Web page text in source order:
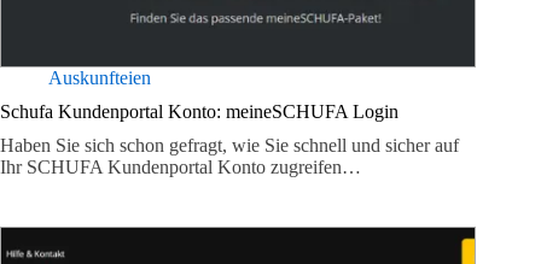
Auskunfteien
Schufa Kundenportal Konto: meineSCHUFA Login
Haben Sie sich schon gefragt, wie Sie schnell und sicher auf
Ihr SCHUFA Kundenportal Konto zugreifen…